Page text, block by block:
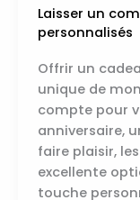
Laisser un
personnalisés
Offrir un
unique de
compte pour
anniversaire,
faire plaisir,
excellente
touche
à
un